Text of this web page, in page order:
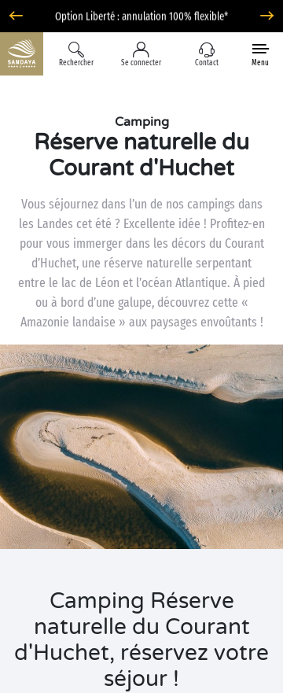
Option Liberté : annulation 100% flexible*
Rechercher Se connecter Contact Menu
Camping
Réserve naturelle du
Courant d'Huchet
Vous séjournez dans l’un de nos campings dans
les Landes cet été ? Excellente idée ! Profitez-en
pour vous immerger dans les décors du Courant
d’Huchet, une réserve naturelle serpentant
entre le lac de Léon et l’océan Atlantique. À pied
ou à bord d’une galupe, découvrez cette «
Amazonie landaise » aux paysages envoûtants !
Camping Réserve
naturelle du Courant
d'Huchet, réservez votre
séjour !